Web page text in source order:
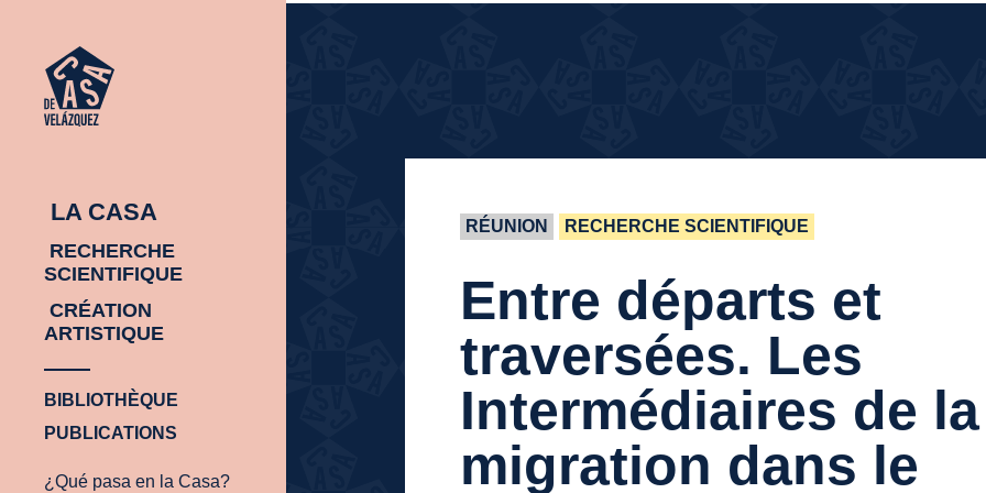
LA CASA
RECHERCHE
SCIENTIFIQUE
CRÉATION
ARTISTIQUE
BIBLIOTHÈQUE
PUBLICATIONS
¿Qué pasa en la Casa?
RÉUNION RECHERCHE SCIENTIFIQUE
Entre départs et
traversées. Les
Intermédiaires de la
migration dans le